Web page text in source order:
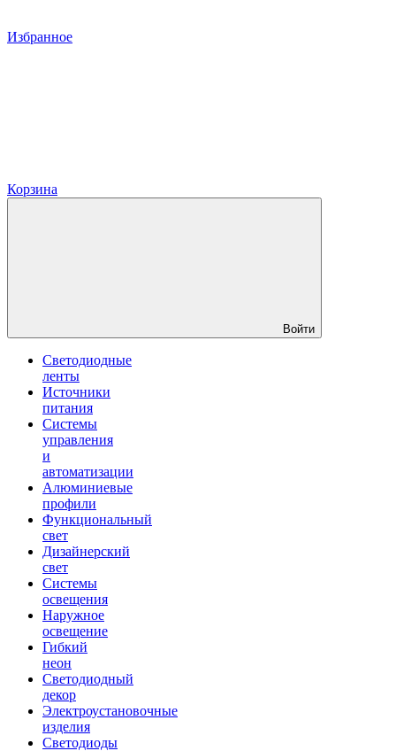
Избранное
Корзина
Войти
Светодиодные
ленты
Источники
питания
Системы
управления
и
автоматизации
Алюминиевые
профили
Функциональный
свет
Дизайнерский
свет
Системы
освещения
Наружное
освещение
Гибкий
неон
Светодиодный
декор
Электроустановочные
изделия
Светодиоды